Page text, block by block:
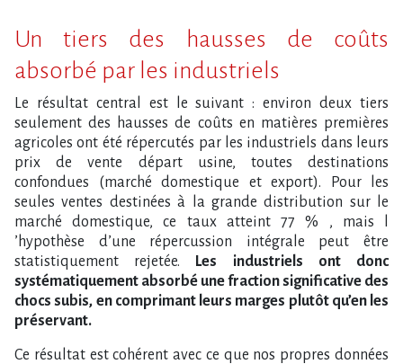
Un tiers des hausses de coûts
absorbé par les industriels
Le résultat central est le suivant : environ deux tiers
seulement des hausses de coûts en matières premières
agricoles ont été répercutés par les industriels dans leurs
prix de vente départ usine, toutes destinations
confondues (marché domestique et export). Pour les
seules ventes destinées à la grande distribution sur le
marché domestique, ce taux atteint 77 % , mais l​
‌’hypothèse d​‌’une répercussion intégrale peut être
statistiquement rejetée.
Les industriels ont donc
systématiquement absorbé une fraction significative des
chocs subis, en comprimant leurs marges plutôt qu​‌’en les
préservant.
Ce résultat est cohérent avec ce que nos propres données